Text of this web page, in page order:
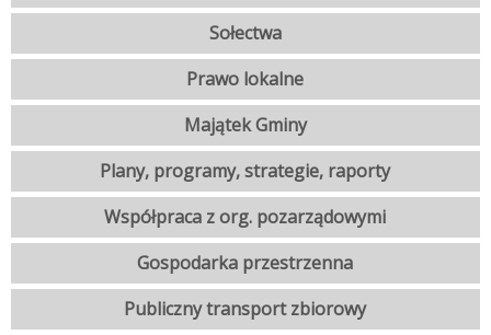
Sołectwa
Prawo lokalne
Majątek Gminy
Plany, programy, strategie, raporty
Współpraca z org. pozarządowymi
Gospodarka przestrzenna
Publiczny transport zbiorowy